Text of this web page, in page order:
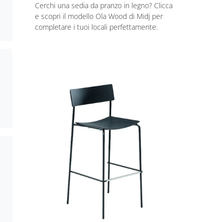
Cerchi una sedia da pranzo in legno? Clicca
e scopri il modello Ola Wood di Midj per
completare i tuoi locali perfettamente.